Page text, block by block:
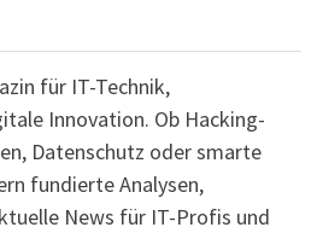
für IT-Technik,
Innovation. Ob Hacking-
Datenschutz oder smarte
fundierte Analysen,
News für IT-Profis und